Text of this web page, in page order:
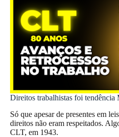
Direitos trabalhistas foi tendência
Só que apesar de presentes em
direitos não eram respeitados.
CLT, em 1943.